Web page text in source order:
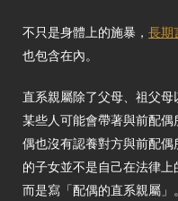
不只是身體上的施暴， 長期
也包含在內。
直系親屬除了父母、祖父母
某些人可能會帶著與前配
偶也沒有認養對方與前配
的子女並不是自己在法律上
而是寫「配偶的直系親屬」。